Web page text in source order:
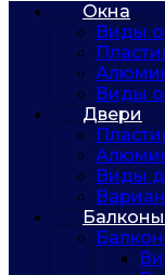
Окна
Виды
Виды
Двери
Виды
Балконы